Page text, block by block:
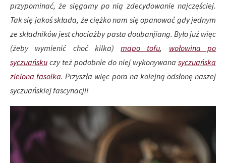
przypominać, że sięgamy po nią zdecydowanie najczęściej.
Tak się jakoś składa, że ciężko nam się opanować gdy jednym
ze składników jest chociażby pasta doubanjiang. Było już więc
(żeby wymienić choć kilka)mapo tofu, wołowina po
syczuańsku czy też podobnie do niej wykonywana syczuańska
zielona fasolka. Przyszła więc pora na kolejną odsłonę naszej
syczuańskiej fascynacji!